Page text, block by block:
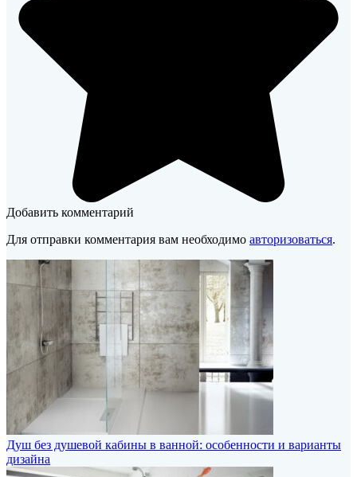
Добавить комментарий
Для отправки комментария вам необходимо авторизоваться.
Душ без душевой кабины в ванной: особенности и варианты
дизайна